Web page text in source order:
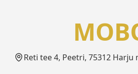
Reti tee 4, Peetri, 75312